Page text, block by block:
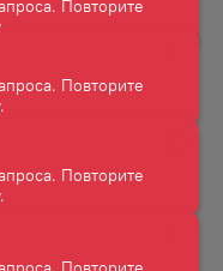
Повторите
Повторите
Повторите